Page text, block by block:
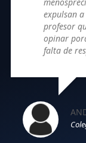
expulsan
profesor
opinar
falta de